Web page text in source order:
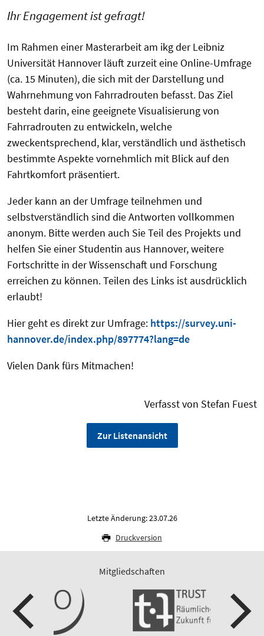
Ihr Engagement ist gefragt!
Im Rahmen einer Masterarbeit am ikg der Leibniz
Universität Hannover läuft zurzeit eine Online-Umfrage
(ca. 15 Minuten), die sich mit der Darstellung und
Wahrnehmung von Fahrradrouten befasst. Das Ziel
besteht darin, eine geeignete Visualisierung von
Fahrradrouten zu entwickeln, welche
zweckentsprechend, klar, verständlich und ästhetisch
bestimmte Aspekte vornehmlich mit Blick auf den
Fahrtkomfort präsentiert.
Jeder kann an der Umfrage teilnehmen und
selbstverständlich sind die Antworten vollkommen
anonym. Bitte werden auch Sie Teil des Projekts und
helfen Sie einer Studentin aus Hannover, weitere
Fortschritte in der Wissenschaft und Forschung
erreichen zu können. Teilen des Links ist ausdrücklich
erlaubt!
Hier geht es direkt zur Umfrage: https://survey.uni-
hannover.de/index.php/897774?lang=de
Vielen Dank fürs Mitmachen!
Verfasst von Stefan Fuest
Zur Listenansicht
Letzte Änderung: 23.07.26
Druckversion
Mitgliedschaften